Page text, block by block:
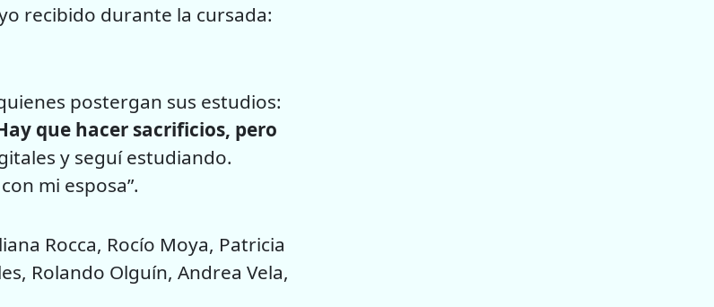
recibido durante la cursada:
postergan sus estudios:
que hacer sacrificios, pero
y seguí estudiando.
mi esposa”.
Rocca, Rocío Moya, Patricia
Rolando Olguín, Andrea Vela,